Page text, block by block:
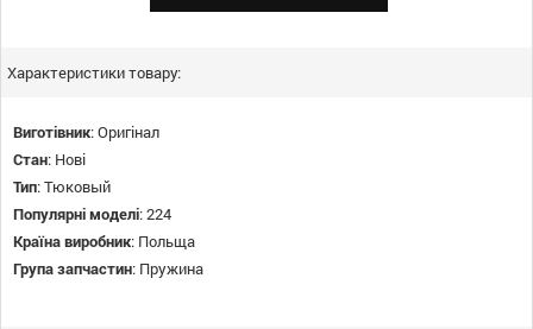
Характеристики товару:
Виготівник:Оригінал
Стан: Нові
Тип:Тюковый
Популярні моделі:224
Країна виробник: Польща
Група запчастин: Пружина